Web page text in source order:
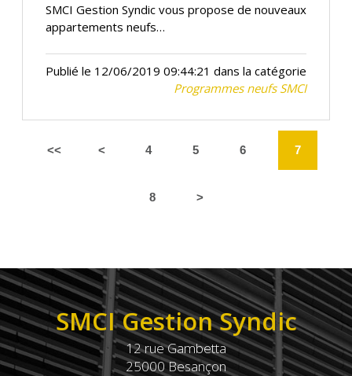
SMCI Gestion Syndic vous propose de nouveaux
appartements neufs…
Publié le 12/06/2019 09:44:21 dans la catégorie
Programmes neufs SMCI
<< < 4 5 6 7
8 >
SMCI Gestion Syndic
12 rue Gambetta
25000 Besançon